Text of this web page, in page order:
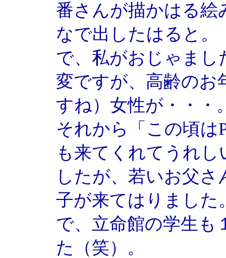
番さんが描かはる
なで出したはると。
で、私がおじゃまし
変ですが、高齢のお
すね）女性が・・・
それから「この頃は
も来てくれてうれ
したが、若いお父
子が来てはりました
で、立命館の学生も
た（笑）。